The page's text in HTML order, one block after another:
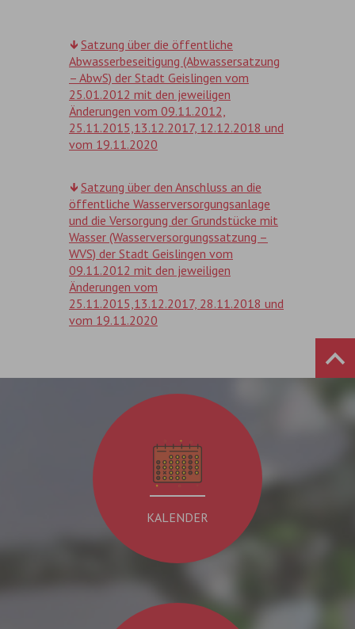
Satzung über die öffentliche
Abwasserbeseitigung (Abwassersatzung
– AbwS) der Stadt Geislingen vom
25.01.2012 mit den jeweiligen
Änderungen vom 09.11.2012,
25.11.2015,13.12.2017, 12.12.2018 und
vom 19.11.2020
Satzung über den Anschluss an die
öffentliche Wasserversorgungsanlage
und die Versorgung der Grundstücke mit
Wasser (Wasserversorgungssatzung –
WVS) der Stadt Geislingen vom
09.11.2012 mit den jeweiligen
Änderungen vom
25.11.2015,13.12.2017, 28.11.2018 und
vom 19.11.2020
KALENDER